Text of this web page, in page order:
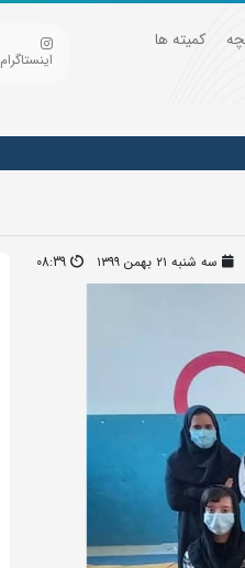
کمیته ها
اینستاگرام
سه شنبه ۲۱ بهمن ۱۳۹۹ 08:39